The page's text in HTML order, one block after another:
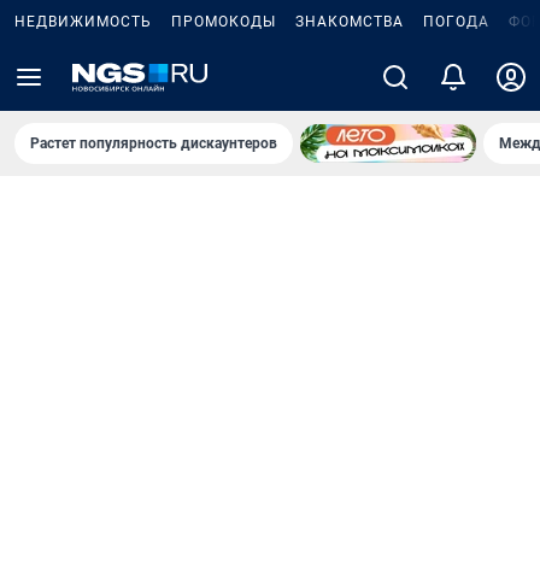
НЕДВИЖИМОСТЬ ПРОМОКОДЫ ЗНАКОМСТВА ПОГОДА
Растет популярность дискаунтеров